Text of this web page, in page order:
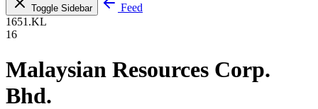
Toggle Sidebar
Feed
1651.KL
16
Malaysian Resources Corp.
Bhd.